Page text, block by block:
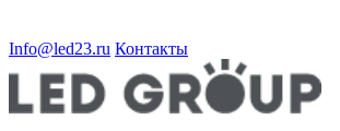
Info@led23.ru Контакты